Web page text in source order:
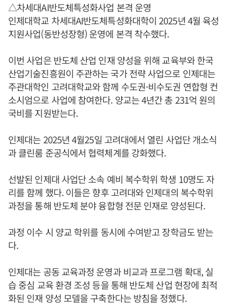
△차세대AI반도체특성화사업 본격 운영
인제대학교 차세대AI반도체특성화대학이 2025년 4월 육성
지원사업(동반성장형) 운영에 본격 착수했다.
이번 사업은 반도체 산업 인재 양성을 위해 교육부와 한국
산업기술진흥원이 주관하는 국가 전략 사업으로 인제대는
주관대학인 고려대학교와 함께 수도권-비수도권 연합형 컨
소시엄으로 사업에 참여한다. 양교는 4년간 총 231억 원의
국비를 지원받는다.
인제대는 2025년 4월25일 고려대에서 열린 사업단 개소식
과 클린룸 준공식에서 협력체계를 강화했다.
선발된 인제대 사업단 소속 예비 복수학위 학생 10명도 자
리를 함께 했다. 이들은 향후 고려대와 인제대의 복수학위
과정을 통해 반도체 분야 융합형 전문 인재로 양성된다.
과정 이수 시 양교 학위를 동시에 수여받고 장학금도 받는
다.
인제대는 공동 교육과정 운영과 비교과 프로그램 확대, 실
습 중심 교육 환경 조성 등을 통해 반도체 산업 현장에 최적
화된 인재 양성 모델을 구축한다는 방침을 정했다.